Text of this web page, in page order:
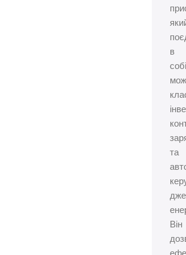
в
собі
та
Він